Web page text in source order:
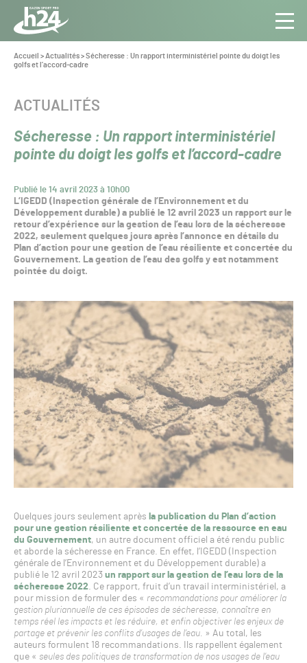
Panneau de gestion des cookies
Aller au contenu
Toute
l’info
du Gazon
Vous
êtes
Accueil >Actualités>Sécheresse : Un rapport interministériel pointe du doigt les
golfs et l’accord-cadre
Sécheresse : Un rapport interministériel
pointe du doigt les golfs et l’accord-cadre
Publié le 14 avril 2023 à 10h00
CATÉGORIE :
ACTUALITÉS
L’IGEDD (Inspection générale de l’Environnement et du
Développement durable) a publié le 12 avril 2023 un rapport sur le
retour d’expérience sur la gestion de l’eau lors de la sécheresse
2022, seulement quelques jours après l’annonce en détails du
Plan d’action pour une gestion de l’eau résiliente et concertée du
Gouvernement. La gestion de l’eau des golfs y est notamment
pointée du doigt.
Quelques jours seulement après la publication du Plan d’action
pour une gestion résiliente et concertée de la ressource en eau
du Gouvernement, un autre document officiel a été rendu public
et aborde la sécheresse en France. En effet, l’IGEDD (Inspection
générale de l’Environnement et du Développement durable) a
publié le 12 avril 2023 un rapport sur la gestion de l’eau lors de la
sécheresse 2022. Ce rapport, fruit d’un travail interministériel, a
pour mission de formuler des « recommandations pour améliorer la
gestion pluriannuelle de ces épisodes de sécheresse, connaître en
temps réel les impacts et les réduire, et enfin objectiver les enjeux de
partage et prévenir les conflits d’usages de l’eau. » Au total, les
auteurs formulent 18 recommandations. Ils rappellent également
que « seules des politiques de transformation de nos usages de l’eau